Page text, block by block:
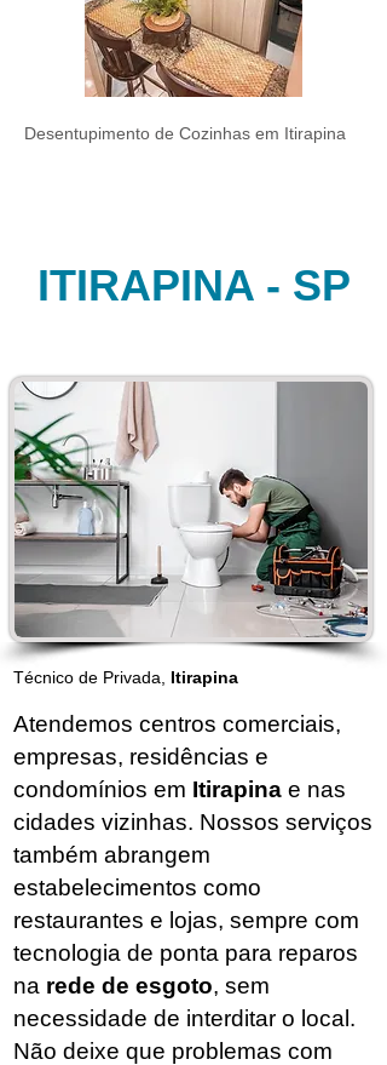
Desentupimento de Cozinhas em Itirapina
ITIRAPINA - SP
Técnico de Privada, Itirapina
Atendemos centros comerciais,
empresas, residências e
condomínios em Itirapina e nas
cidades vizinhas. Nossos serviços
também abrangem
estabelecimentos como
restaurantes e lojas, sempre com
tecnologia de ponta para reparos
na rede de esgoto, sem
necessidade de interditar o local.
Não deixe que problemas com